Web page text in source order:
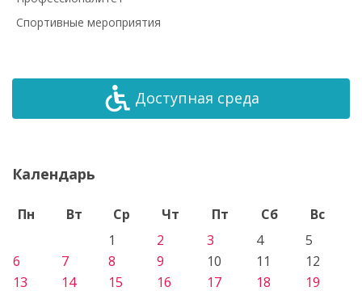
Спортивные мероприятия
Доступная среда
Календарь
Пн Вт Ср Чт Пт Сб
Вс
1
2 3 4
5
6
7 8 9 10 11
12
13
14 15 16 17 18 19